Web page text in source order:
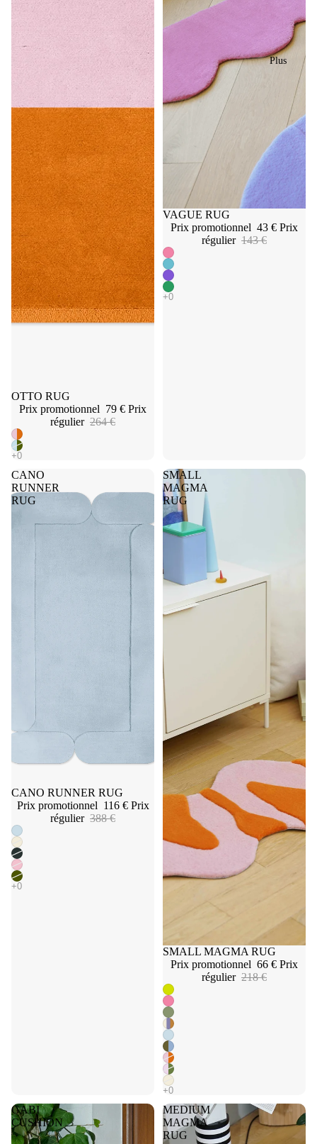
Plus
Promotion
OTTO RUG
Prix promotionnel 79 € Prix
régulier 264 €
Promotion
VAGUE RUG
Prix promotionnel 43 € Prix
régulier 143 €
CANO
RUNNER
RUG
Promotion
CANO RUNNER RUG
Prix promotionnel 116 € Prix
régulier 388 €
SMALL
MAGMA
RUG
Promotion
SMALL MAGMA RUG
Prix promotionnel 66 € Prix
régulier 218 €
GABI
CUSHION
MEDIUM
MAGMA
RUG